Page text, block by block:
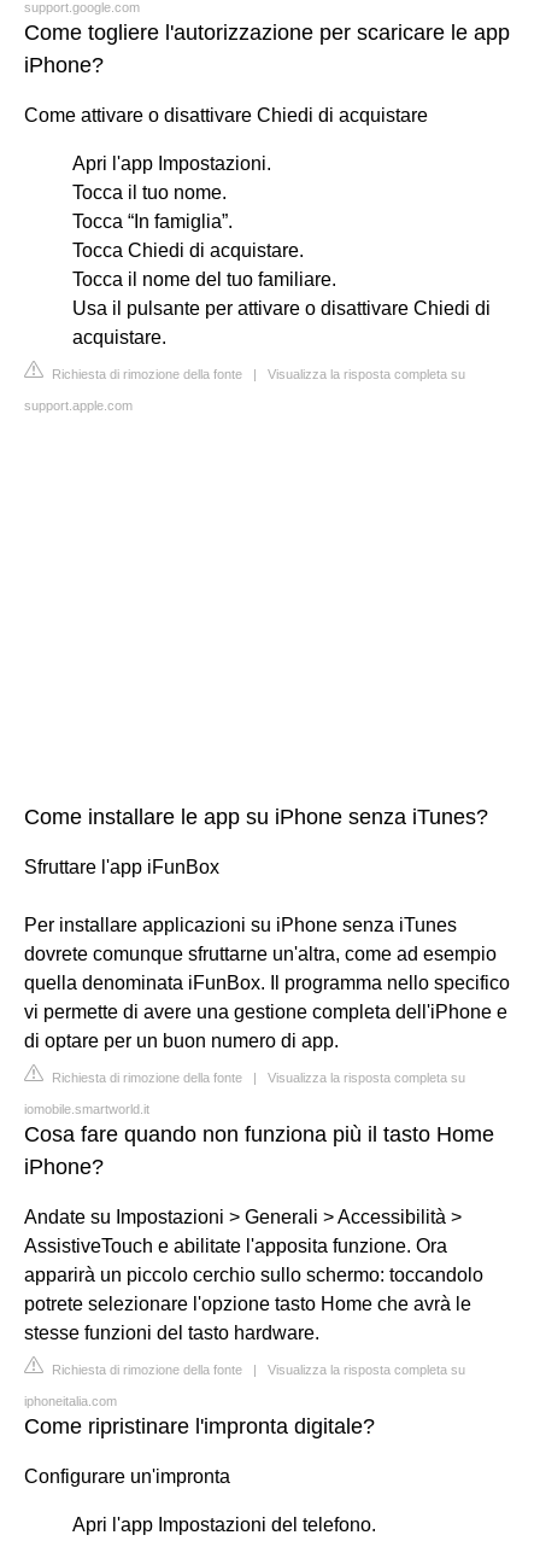
support.google.com
Come togliere l'autorizzazione per scaricare le app
iPhone?
Come attivare o disattivare Chiedi di acquistare
Apri l'app Impostazioni.
Tocca il tuo nome.
Tocca “In famiglia”.
Tocca Chiedi di acquistare.
Tocca il nome del tuo familiare.
Usa il pulsante per attivare o disattivare Chiedi di
acquistare.
Richiesta di rimozione della fonte | Visualizza la risposta completa su
support.apple.com
Come installare le app su iPhone senza iTunes?
Sfruttare l'app iFunBox
Per installare applicazioni su iPhone senza iTunes
dovrete comunque sfruttarne un'altra, come ad esempio
quella denominata iFunBox. Il programma nello specifico
vi permette di avere una gestione completa dell'iPhone e
di optare per un buon numero di app.
Richiesta di rimozione della fonte | Visualizza la risposta completa su
iomobile.smartworld.it
Cosa fare quando non funziona più il tasto Home
iPhone?
Andate su Impostazioni > Generali > Accessibilità >
AssistiveTouch e abilitate l'apposita funzione. Ora
apparirà un piccolo cerchio sullo schermo: toccandolo
potrete selezionare l'opzione tasto Home che avrà le
stesse funzioni del tasto hardware.
Richiesta di rimozione della fonte | Visualizza la risposta completa su
iphoneitalia.com
Come ripristinare l'impronta digitale?
Configurare un'impronta
Apri l'app Impostazioni del telefono.